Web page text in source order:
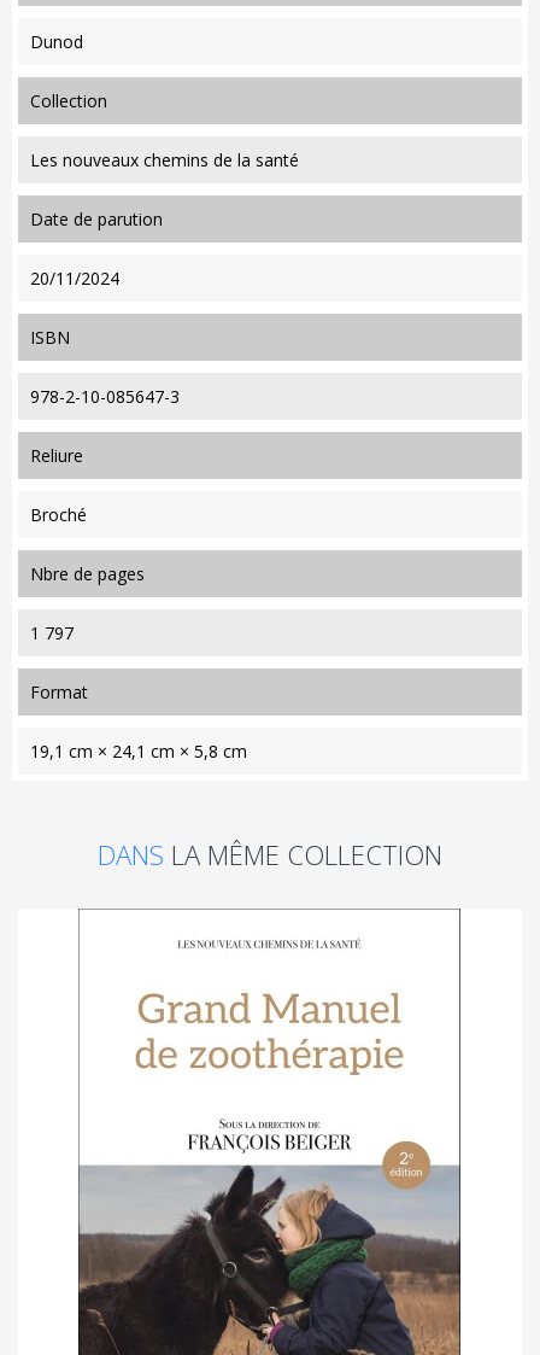
Dunod
collection
Les nouveaux chemins de la santé
date de parution
20/11/2024
ISBN
978-2-10-085647-3
reliure
Broché
nbre de pages
1 797
format
19,1 cm × 24,1 cm × 5,8 cm
DANS LA MÊME COLLECTION